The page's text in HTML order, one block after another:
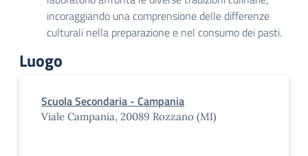
incoraggiando una comprensione delle differenze
culturali nella preparazione e nel consumo dei pasti.
Luogo
Scuola Secondaria - Campania
Viale Campania, 20089 Rozzano (MI)